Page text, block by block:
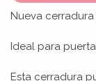
Nueva
Ideal para
Esta cerradura